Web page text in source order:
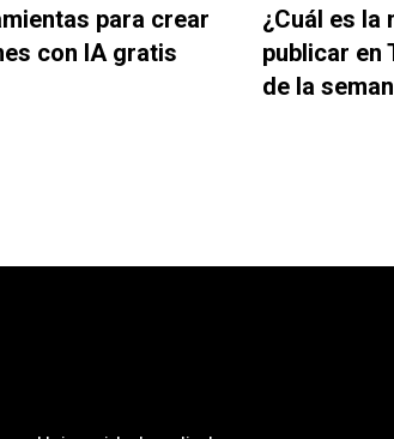
para crear
con IA gratis
¿Cuál es la
publicar en
de la